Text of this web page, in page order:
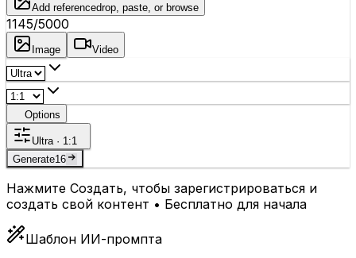
Add referencedrop, paste, or browse
1145/5000
Image Video
Options
Ultra · 1:1
Generate16
Нажмите Создать, чтобы зарегистрироваться и
создать свой контент • Бесплатно для начала
Шаблон ИИ-промпта